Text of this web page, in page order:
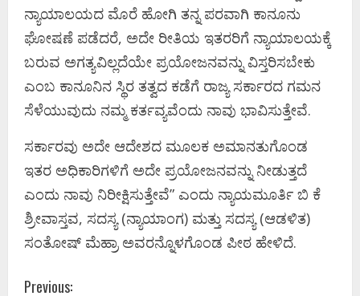
ನ್ಯಾಯಾಲಯದ ಮೊರೆ ಹೋಗಿ ತನ್ನ ಪರವಾಗಿ ಕಾನೂನು
ಘೋಷಣೆ ಪಡೆದರೆ, ಅದೇ ರೀತಿಯ ಇತರರಿಗೆ ನ್ಯಾಯಾಲಯಕ್ಕೆ
ಬರುವ ಅಗತ್ಯವಿಲ್ಲದೆಯೇ ಪ್ರಯೋಜನವನ್ನು ವಿಸ್ತರಿಸಬೇಕು
ಎಂಬ ಕಾನೂನಿನ ಸ್ಥಿರ ತತ್ವದ ಕಡೆಗೆ ರಾಜ್ಯ ಸರ್ಕಾರದ ಗಮನ
ಸೆಳೆಯುವುದು ನಮ್ಮ ಕರ್ತವ್ಯವೆಂದು ನಾವು ಭಾವಿಸುತ್ತೇವೆ.
ಸರ್ಕಾರವು ಅದೇ ಆದೇಶದ ಮೂಲಕ ಅಮಾನತುಗೊಂಡ
ಇತರ ಅಧಿಕಾರಿಗಳಿಗೆ ಅದೇ ಪ್ರಯೋಜನವನ್ನು ನೀಡುತ್ತದೆ
ಎಂದು ನಾವು ನಿರೀಕ್ಷಿಸುತ್ತೇವೆ” ಎಂದು ನ್ಯಾಯಮೂರ್ತಿ ಬಿ ಕೆ
ಶ್ರೀವಾಸ್ತವ, ಸದಸ್ಯ (ನ್ಯಾಯಾಂಗ) ಮತ್ತು ಸದಸ್ಯ (ಆಡಳಿತ)
ಸಂತೋಷ್ ಮೆಹ್ರಾ ಅವರನ್ನೊಳಗೊಂಡ ಪೀಠ ಹೇಳಿದೆ.
Previous: